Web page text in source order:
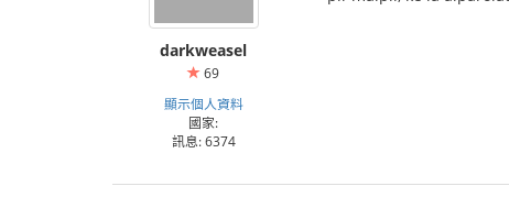
darkweasel
69
顯示個人資料
國家:
訊息: 6374